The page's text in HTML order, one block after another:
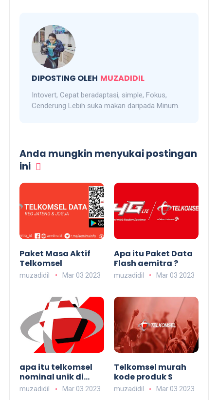
DIPOSTING OLEH MUZADIDIL
Intovert, Cepat beradaptasi, simple, Fokus,
Cenderung Lebih suka makan daripada Minum.
Anda mungkin menyukai postingan
ini
Paket Masa Aktif
Telkomsel
muzadidil Mar 03 2023
Apa itu Paket Data
Flash aemitra ?
muzadidil Mar 03 2023
apa itu telkomsel
nominal unik di
aemitra
muzadidil Mar 03 2023
Telkomsel murah
kode produk S
muzadidil Mar 03 2023